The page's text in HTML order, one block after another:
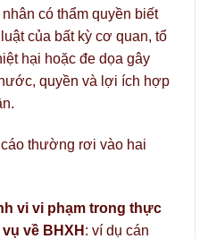
có thẩm quyền biết
của bất kỳ cơ quan, tổ
hại hoặc đe dọa gây
quyền và lợi ích hợp
thường rơi vào hai
vi vi phạm trong thực
về BHXH : ví dụ cán